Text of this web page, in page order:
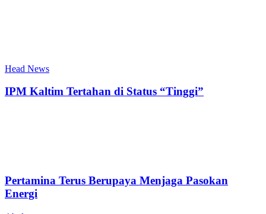
Head News
IPM Kaltim Tertahan di Status “Tinggi”
Pertamina Terus Berupaya Menjaga Pasokan
Energi